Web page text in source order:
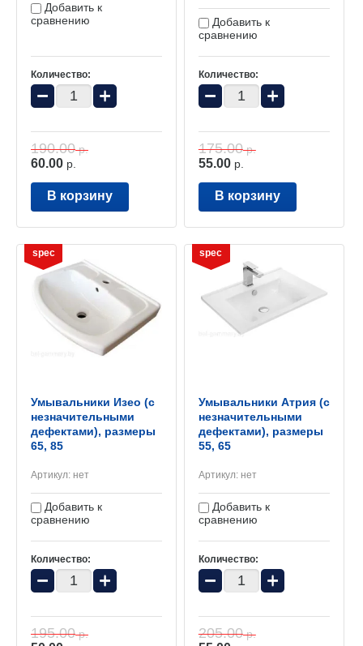
Добавить к
сравнению
Количество:
− +
190.00р.
60.00 р.
В корзину
Добавить к
сравнению
Количество:
− +
175.00р.
55.00 р.
В корзину
spec
Умывальники Изео (с
незначительными
дефектами), размеры
65, 85
Артикул: нет
Добавить к
сравнению
Количество:
− +
195.00р.
spec
Умывальники Атрия (с
незначительными
дефектами), размеры
55, 65
Артикул:нет
Добавить к
сравнению
Количество:
− +
205.00р.